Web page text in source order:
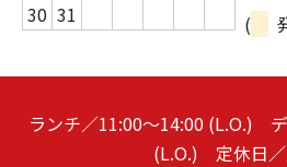
30 31
(
ランチ／11:00～14:00 (L.O.)
(L.O.) 定休日／